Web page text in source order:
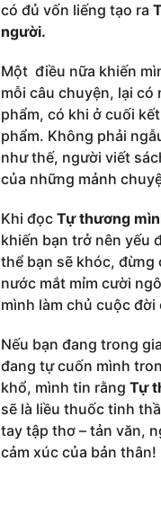
có đủ vốn liếng tạo ra
người.
Một điều nữa khiến
mỗi câu chuyện, lại
phẩm, có khi ở cuối
phẩm. Không phải
như thế, người viết
của những mảnh
Khi đọcTự thương
khiến bạn trở nên yếu
thể bạn sẽ khóc, đừng
nước mắt mỉm cười
mình làm chủ cuộc
Nếu bạn đang trong
đang tự cuốn mình
khổ, mình tin rằngTự
sẽ là liều thuốc tinh
tay tập thơ – tản văn,
cảm xúc của bản thân!